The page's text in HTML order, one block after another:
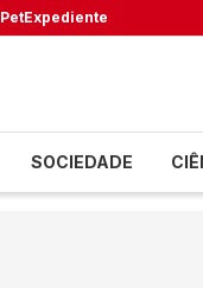
PetExpediente
SOCIEDADE